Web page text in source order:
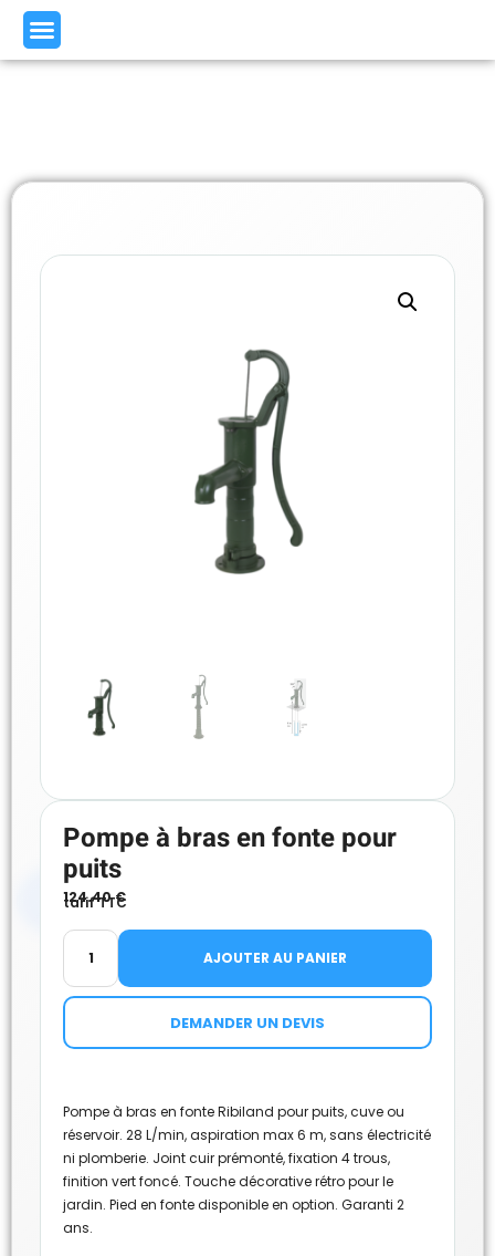
Pompe à bras en fonte pour
puits
124.40€
tarif TTC
AJOUTER AU PANIER
DEMANDER UN DEVIS
Pompe à bras en fonte Ribiland pour puits, cuve ou
réservoir. 28 L/min, aspiration max 6 m, sans électricité
ni plomberie. Joint cuir prémonté, fixation 4 trous,
finition vert foncé. Touche décorative rétro pour le
jardin. Pied en fonte disponible en option. Garanti 2
ans.